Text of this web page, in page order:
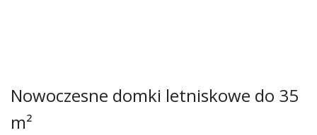
Nowoczesne domki letniskowe do 35
m²